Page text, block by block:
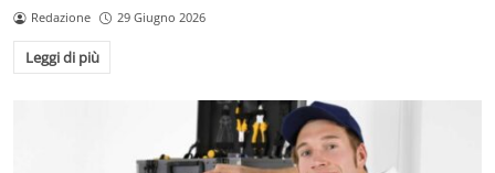
Redazione 29 Giugno 2026
Leggi di più